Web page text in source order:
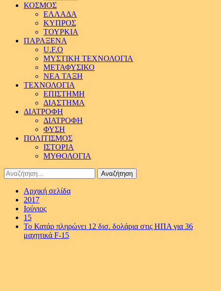
ΚΟΣΜΟΣ
ΕΛΛΑΔΑ
ΚΥΠΡΟΣ
ΤΟΥΡΚΙΑ
ΠΑΡΑΞΕΝΑ
U.F.O
ΜΥΣΤΙΚΗ ΤΕΧΝΟΛΟΓΙΑ
ΜΕΤΑΦΥΣΙΚΟ
ΝΕΑ ΤΑΞΗ
ΤΕΧΝΟΛΟΓΙΑ
ΕΠΙΣΤΗΜΗ
ΔΙΑΣΤΗΜΑ
ΔΙΑΤΡΟΦΗ
ΔΙΑΤΡΟΦΗ
ΦΥΣΗ
ΠΟΛΙΤΙΣΜΟΣ
ΙΣΤΟΡΙΑ
ΜΥΘΟΛΟΓΙΑ
Αναζήτηση
για:
Αρχική σελίδα
2017
Ιούνιος
15
Το Κατάρ πληρώνει 12 δισ. δολάρια στις ΗΠΑ για 36
μαχητικά F-15